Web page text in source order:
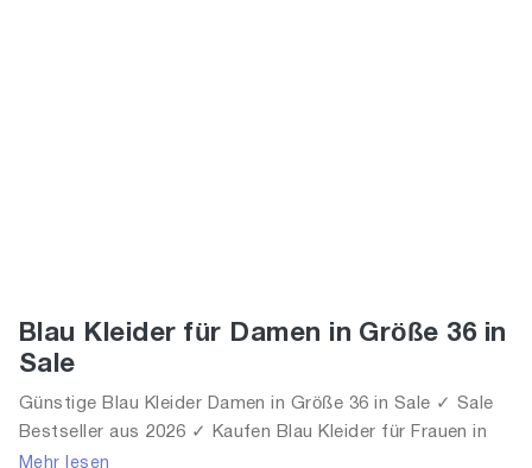
Blau Kleider für Damen in Größe 36 in
Sale
Günstige Blau Kleider Damen in Größe 36 in Sale ✓ Sale
Bestseller aus 2026 ✓ Kaufen Blau Kleider für Frauen in
Größe 36 in Sale!
Mehr lesen